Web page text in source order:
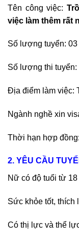
Tên công việc:
việc làm thêm rất
Số lượng tuyển:
Số lượng thi
Địa điểm làm việc:
Ngành nghề xin
Thời hạn hợp
2. YÊU CẦU
Nữ có độ tuổi từ
Sức khỏe tốt, thích
Có thị lực và thể